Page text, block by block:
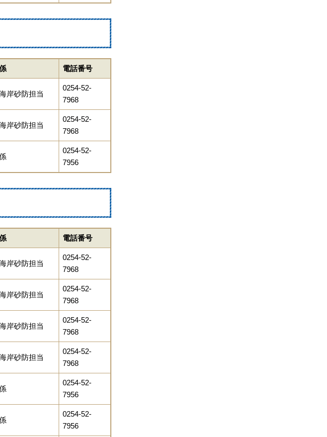
電話番号
岸砂防担当
0254-52-
7968
岸砂防担当
0254-52-
7968
0254-52-
7956
電話番号
岸砂防担当
0254-52-
7968
岸砂防担当
0254-52-
7968
岸砂防担当
0254-52-
7968
岸砂防担当
0254-52-
7968
0254-52-
7956
0254-52-
7956